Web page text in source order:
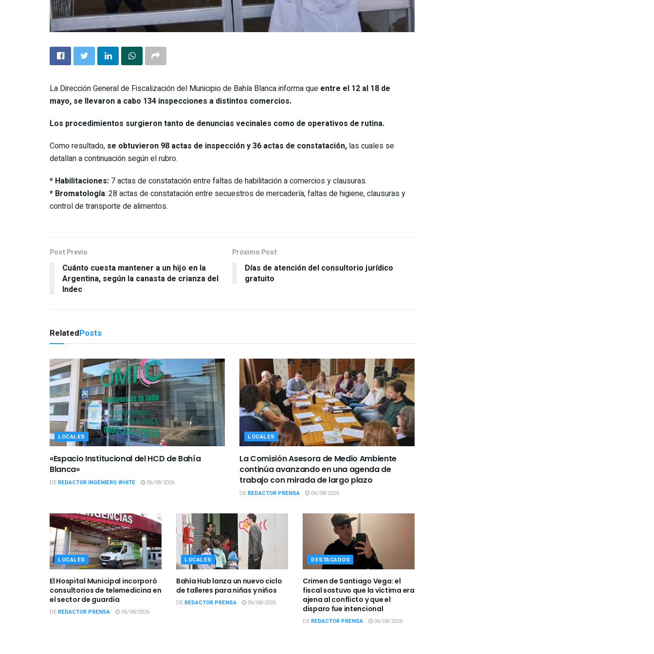
La Dirección General de Fiscalización del Municipio de Bahía Blanca informa que entre el 12 al 18 de
mayo, se llevaron a cabo 134 inspecciones a distintos comercios.
Los procedimientos surgieron tanto de denuncias vecinales como de operativos de rutina.
Como resultado, se obtuvieron 98 actas de inspección y 36 actas de constatación, las cuales se
detallan a continuación según el rubro.
* Habilitaciones: 7 actas de constatación entre faltas de habilitación a comercios y clausuras.
* ⁠Bromatología: 28 actas de constatación entre secuestros de mercadería, faltas de higiene, clausuras y
control de transporte de alimentos.
Post Previo
Cuánto cuesta mantener a un hijo en la
Argentina, según la canasta de crianza del
Indec
Próximo Post
Días de atención del consultorio jurídico
gratuito
RelatedPosts
LOCALES
«Espacio Institucional del HCD de Bahía
Blanca»
DE REDACTOR INGENIERO WHITE 06/08/2026
LOCALES
La Comisión Asesora de Medio Ambiente
continúa avanzando en una agenda de
trabajo con mirada de largo plazo
DE REDACTOR PRENSA 06/08/2026
LOCALES
El Hospital Municipal incorporó
consultorios de telemedicina en
el sector de guardia
DE REDACTOR PRENSA 06/08/2026
LOCALES
Bahía Hub lanza un nuevo ciclo
de talleres para niñas y niños
DE REDACTOR PRENSA 06/08/2026
DESTACADOS
Crimen de Santiago Vega: el
fiscal sostuvo que la víctima era
ajena al conflicto y que el
disparo fue intencional
DE REDACTOR PRENSA 06/08/2026